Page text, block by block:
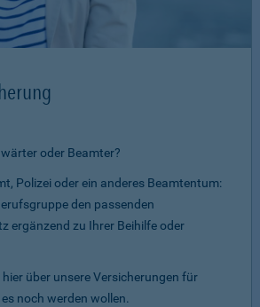
oder Beamter?
Polizei oder ein anderes Beamtentum:
den passenden
ergänzend zu Ihrer Beihilfe oder
über unsere Versicherungen für
noch werden wollen.